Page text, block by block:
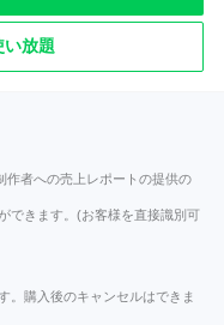
い放題
作者への売上レポートの提供の
できます。(お客様を直接識別可
。購入後のキャンセルはできま